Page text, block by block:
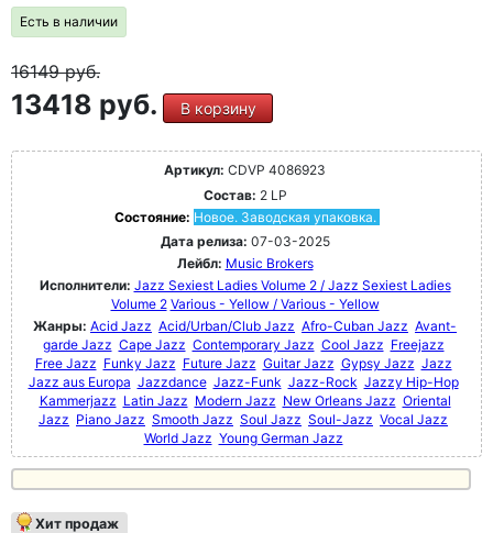
Есть в наличии
16149руб.
13418 руб. В корзину
Артикул: CDVP 4086923
Состав: 2 LP
Состояние: Новое. Заводская упаковка.
Дата релиза: 07-03-2025
Лейбл: Music Brokers
Исполнители: Jazz Sexiest Ladies Volume 2 / Jazz Sexiest Ladies
Volume 2 Various - Yellow / Various - Yellow
Жанры: Acid Jazz Acid/Urban/Club Jazz Afro-Cuban Jazz Avant-
garde Jazz Cape Jazz Contemporary Jazz Cool Jazz Freejazz
Free Jazz Funky Jazz Future Jazz Guitar Jazz Gypsy Jazz Jazz
Jazz aus Europa Jazzdance Jazz-Funk Jazz-Rock Jazzy Hip-Hop
Kammerjazz Latin Jazz Modern Jazz New Orleans Jazz Oriental
Jazz Piano Jazz Smooth Jazz Soul Jazz Soul-Jazz Vocal Jazz
World Jazz Young German Jazz
Хит продаж